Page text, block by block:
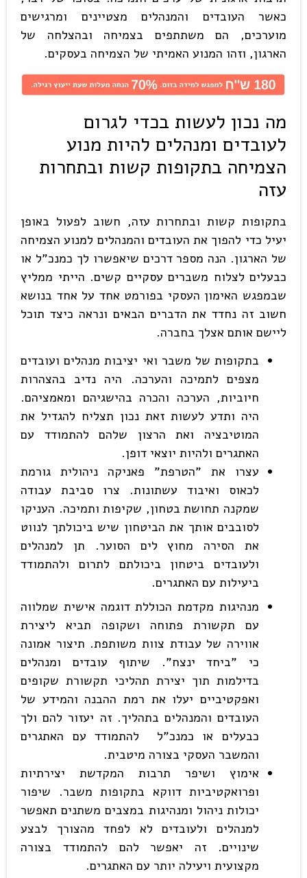
כאשר העובדים והמנהלים מצטיינים ומרגישים
מוערכים, הם משתתפים בצמיחה ובהצלחה של
הארגון, וזהו המנוע האמיתי של הצמיחה בעסקים.
מה נכון לעשות בכדי לגרום
לעובדים ומנהלים להיות מנוע
הצמיחה בתקופות קשות ובתחרות
עזה
בתקופות קשות ובתחרות עזה, חשוב לפעול באופן
יעיל כדי להפוך את העובדים והמנהלים למנוע הצמיחה
של הארגון. הנה מספר דרכים שיאפשרו לך כמנכ"ל או
כבעלים לצלוח משברים עסקיים קשים. הייתי ממליץ
שבמפגש האימון העסקי בפורמט אחד על אחד בנושא
חשוב זה נחדד את הדברים הבאים ונראה כיצד תוכל
ליישם אותם אצלך בחברה.
בתקופות של משבר ואי יציבות מנהלים ועובדים
מצפים לתמיכה והערכה. היה נדיב בהצהרות
חיוביות, הערכה והכרה בהישגיהם ומאמציהם.
היה ותדע לעשות זאת נכון תצליח להגדיל את
המוטיבציה ואת הרצון שלהם להתמודד עם
האתגרים ולהיות יוצאי דופן.
עצרו את "הטרפת" פאניקה ניהולית גורמת
לכאוס ואיבוד עשתונות. צרו סביבת עבודה
שמקנה תחושת בטחון, שקיפות ותמיכה. העניקו
לסובבים אותך את הביטחון שיש ביכולתך לנווט
את הסירה מחוץ לים הסוער. תן למנהלים
ולעובדים ביטחון ביכולתם לתרום ולהתמודד
ביעילות עם האתגרים.
מנהיגות מקדמת הכוללת דוגמה אישית שמלווה
עם תקשורת פתוחה ושקופה תביא ליצירת
אווירה של עבודת צוות משותפת. תיצור אמונה
כי "ביחד ינצח". שיתוף עובדים ומנהלים
בדילמות תוך יצירת תהליכי תקשורת שקופים
ואפקטיביים יעלו את רמת ההבנה והמידע של
העובדים והמנהלים בתהליך. זה יעזור להם ולך
כבעלים או כמנכ"ל להתמודד עם האתגרים
והמשבר העסקי בצורה מיטבית.
אימוץ ושיפר תרבות המקדשת יצירתיות
ופרואקטיביות דווקא בתקופות משבר. שיפור
יכולות ניהול ומנהיגות במצבים משתנים תאפשר
למנהלים ולעובדים לא לפחד מהצורך לבצע
שינויים. זה יאפשר להם להתמודד בצורה
מקצועית ויעילה יותר עם האתגרים.